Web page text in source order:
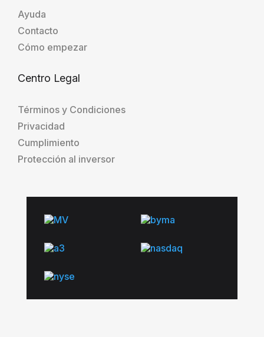
Ayuda
Contacto
Cómo empezar
Centro Legal
Términos y Condiciones
Privacidad
Cumplimiento
Protección al inversor